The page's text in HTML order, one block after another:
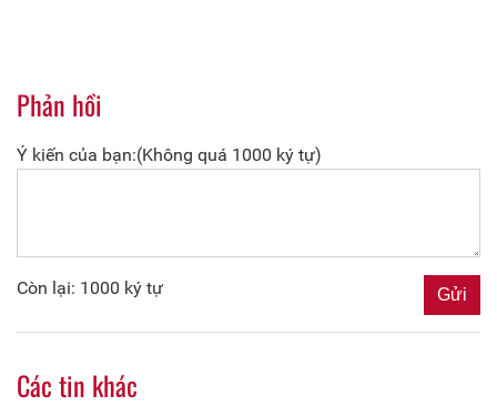
Phản hồi
Ý kiến của bạn:(Không quá 1000 ký tự)
Còn lại: 1000 ký tự
Các tin khác